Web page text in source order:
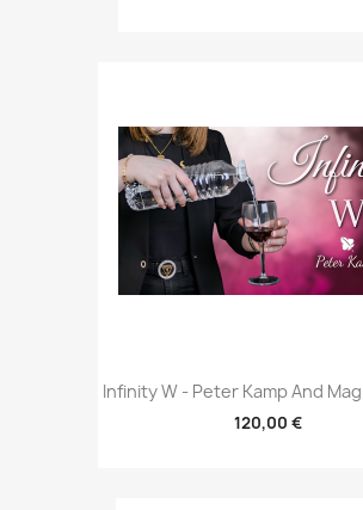
Infinity W - Peter Kamp And
120,00 €